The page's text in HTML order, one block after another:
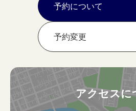
予約について
予約変更
アクセスに